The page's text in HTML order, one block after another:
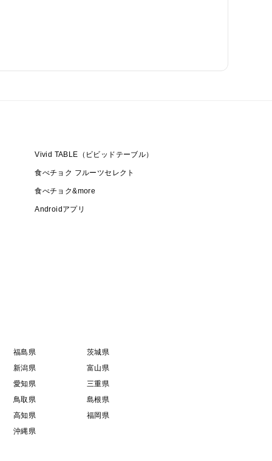
Vivid TABLE（ビビッドテーブル）
食べチョク フルーツセレクト
食べチョク&more
Androidアプリ
福島県
茨城県
新潟県
富山県
愛知県
三重県
鳥取県
島根県
高知県
福岡県
沖縄県